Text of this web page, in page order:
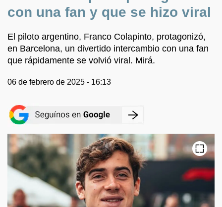
con una fan y que se hizo viral
El piloto argentino, Franco Colapinto, protagonizó,
en Barcelona, un divertido intercambio con una fan
que rápidamente se volvió viral. Mirá.
06 de febrero de 2025 - 16:13